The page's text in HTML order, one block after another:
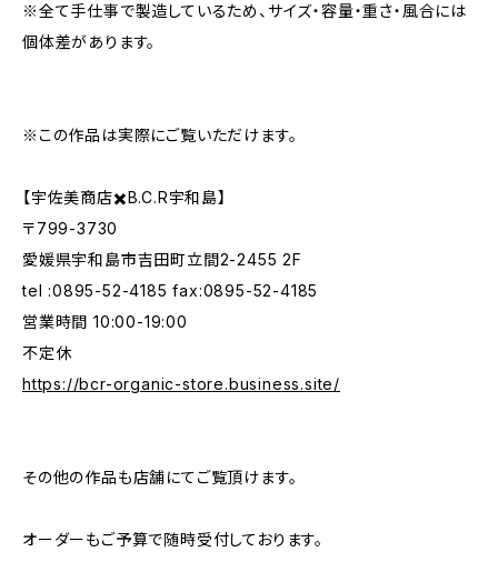
※全て手仕事で製造しているため、サイズ・容量・重さ・風合には
個体差があります。
※この作品は実際にご覧いただけます。
【宇佐美商店✖️B.C.R宇和島】
〒799-3730
愛媛県宇和島市吉田町立間2-2455 2F
tel :0895-52-4185 fax:0895-52-4185
営業時間 10:00-19:00
不定休
https://bcr-organic-store.business.site/
その他の作品も店舗にてご覧頂けます。
オーダーもご予算で随時受付しております。